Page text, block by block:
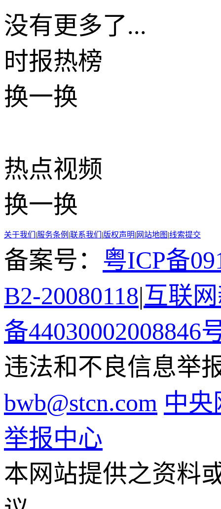
没有更多了...
时报热榜
换一换
热点视频
换一换
关于我们 |服务条例 |联系我们 |版权声明| 网站地图 |线索提交
备案号： 粤ICP备
B2-20080118|互联
备44030002008846
违法和不良信息举
bwb@stcn.com 中
举报中心
本网站提供之资料